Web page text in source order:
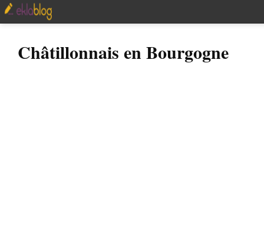
Châtillonnais en Bourgogne